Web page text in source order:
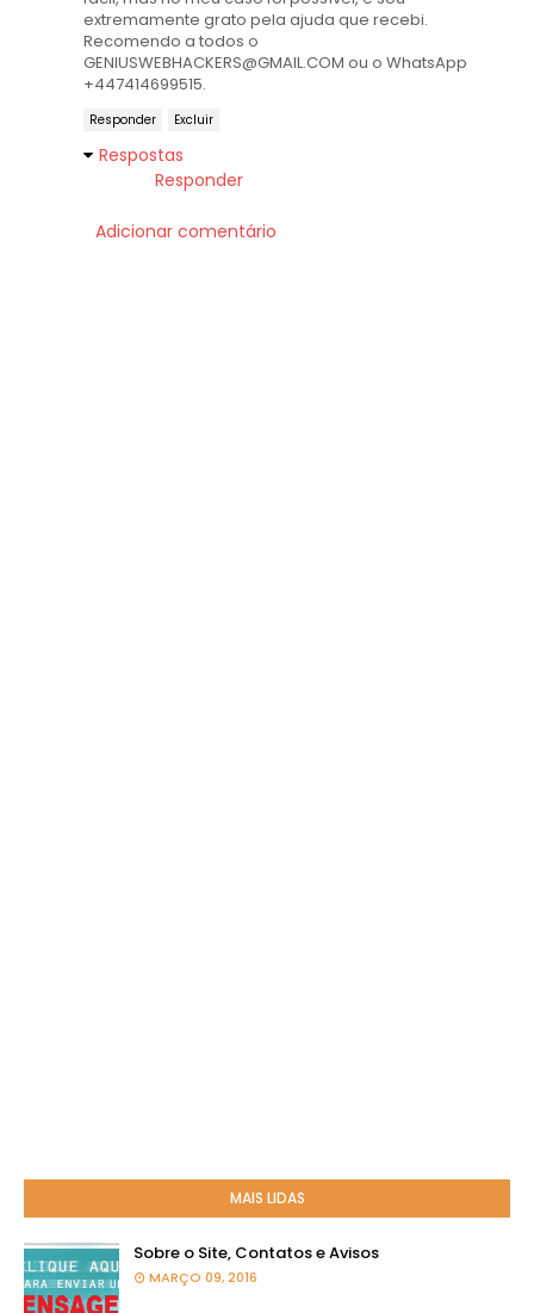
extremamente grato pela ajuda que recebi.
Recomendo a todos o
GENIUSWEBHACKERS@GMAIL.COM ou o WhatsApp
+447414699515.
Responder Excluir
Respostas
Responder
Adicionar comentário
MAIS LIDAS
Sobre o Site, Contatos e Avisos
MARÇO 09, 2016